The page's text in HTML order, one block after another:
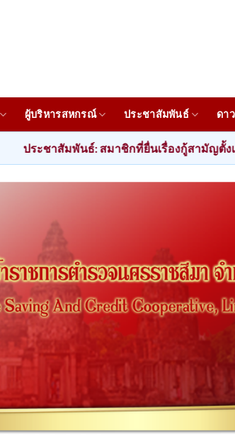
ผู้บริหารสหกรณ์ ประชาสัมพันธ์ ดา
มาชิกที่ยื่นเรื่องกู้สามัญตั้งแต่ วันที่ 1 ถึง 15 พฤ